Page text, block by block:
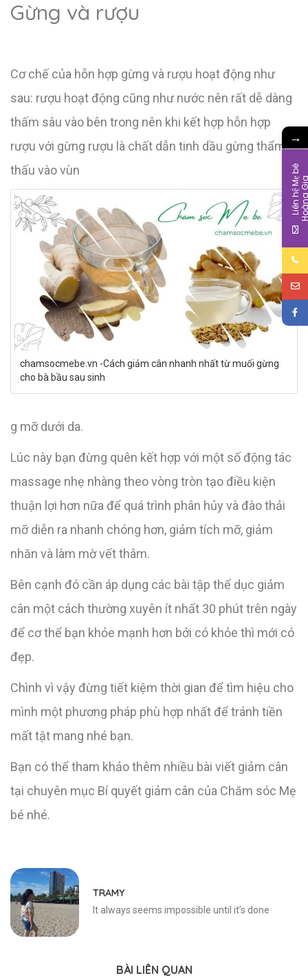
Gừng và rượu
Cơ chế của hỗn hợp gừng và rượu hoạt động như
sau: rượu hoạt động cũng như nước nên rất dễ dàng
thấm sâu vào bên trong nên khi kết hợp hỗn hợp
rượu với gừng rượu là chất dẫn tinh dầu gừng thẩm
thấu vào vùn
chamsocmebe.vn -Cách giảm cân nhanh nhất từ muối gừng
cho bà bầu sau sinh
g mỡ dưới da.
Lúc này bạn đừng quên kết hợp với một số động tác
massage nhẹ nhàng theo vòng tròn tạo điều kiện
thuận lợi hơn nữa để quá trình phân hủy và đào thải
mỡ diễn ra nhanh chóng hơn, giảm tích mỡ, giảm
nhăn và làm mờ vết thâm.
Bên cạnh đó cần áp dụng các bài tập thể dục giảm
cân một cách thường xuyên ít nhất 30 phút trên ngày
để cơ thể bạn khỏe mạnh hơn bởi có khỏe thì mới có
đẹp.
Chình vì vậy đừng tiết kiệm thời gian để tìm hiệu cho
mình một phương pháp phù hợp nhất để tránh tiền
mất tật mang nhé bạn.
Bạn có thể tham khảo thêm nhiều bài viết giảm cân
tại chuyên mục Bí quyết giảm cân của Chăm sóc Mẹ
bé nhé.
TRAMY
It always seems impossible until it’s done
BÀI LIÊN QUAN
→
L
i
ê
n
h
ệ
M
b
é
H
o
à
n
g
G
i